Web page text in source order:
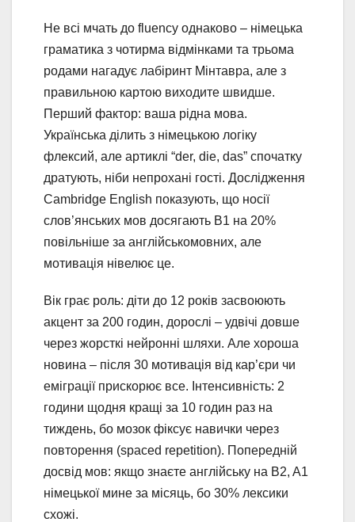
Не всі мчать до fluency однаково – німецька
граматика з чотирма відмінками та трьома
родами нагадує лабіринт Мінтавра, але з
правильною картою виходите швидше.
Перший фактор: ваша рідна мова.
Українська ділить з німецькою логіку
флексий, але артиклі “der, die, das” спочатку
дратують, ніби непрохані гості. Дослідження
Cambridge English показують, що носії
слов’янських мов досягають B1 на 20%
повільніше за англійськомовних, але
мотивація нівелює це.
Вік грає роль: діти до 12 років засвоюють
акцент за 200 годин, дорослі – удвічі довше
через жорсткі нейронні шляхи. Але хороша
новина – після 30 мотивація від кар’єри чи
еміграції прискорює все. Інтенсивність: 2
години щодня кращі за 10 годин раз на
тиждень, бо мозок фіксує навички через
повторення (spaced repetition). Попередній
досвід мов: якщо знаєте англійську на B2, A1
німецької мине за місяць, бо 30% лексики
схожі.